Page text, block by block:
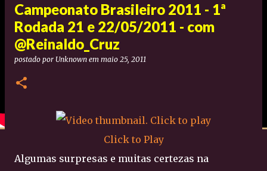
Campeonato Brasileiro 2011 - 1ª
Rodada 21 e 22/05/2011 - com
@Reinaldo_Cruz
postado por Unknown em maio 25, 2011
Click to Play
Algumas surpresas e muitas certezas na